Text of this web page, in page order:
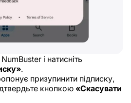
і натисніть
.
призупинити підписку,
кнопкою «Скасувати